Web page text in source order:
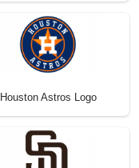
Houston Astros Logo